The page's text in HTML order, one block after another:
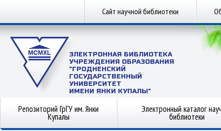
Сайт научной библиотеки
ЭЛЕКТРОННАЯ БИБЛИОТЕКА
УЧРЕЖДЕНИЯ ОБРАЗОВАНИЯ
"ГРОДНЕНСКИЙ
ГОСУДАРСТВЕННЫЙ
УНИВЕРСИТЕТ
ИМЕНИ ЯНКИ КУПАЛЫ"
Репозиторий ГрГУ им. Янки
Купалы
Электронный каталог
библиотеки